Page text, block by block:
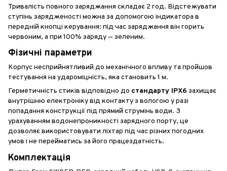
Тривалість повного заряджання складає 2 год. Відстежувати
ступінь зарядженості можна за допомогою індикатора в
передній кнопці керування: під час заряджання він горить
червоним, а при 100% заряду — зеленим.
Фізичні параметри
Корпус несприйнятливий до механічного впливу та пройшов
тестування на удароміцність, яка становить 1 м.
Герметичність стиків відповідно до стандарту IPX6 захищає
внутрішню електроніку від контакту з вологою у разі
попадання конструкції під прямий струмінь води. З
урахуванням водонепроникності зарядного порту, це
дозволяє використовувати ліхтар під час різних погодних
умов і не перейматись за його працездатність.
Комплектація